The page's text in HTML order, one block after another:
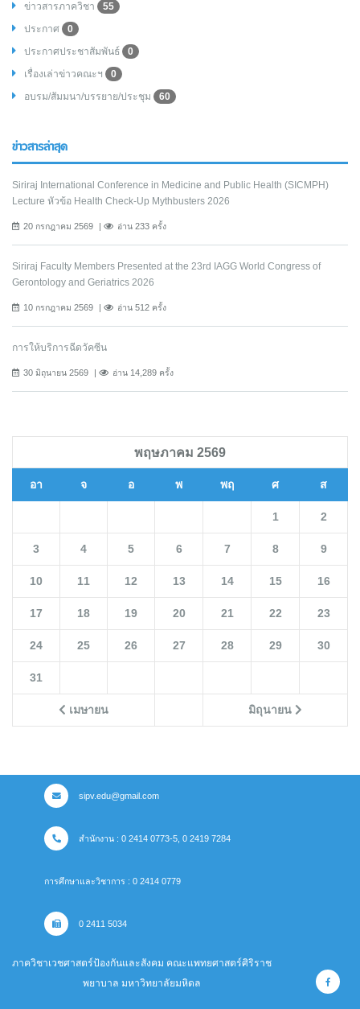
ข่าวสารภาควิชา
55
ประกาศ
0
ประกาศประชาสัมพันธ์
0
เรื่องเล่าข่าวคณะฯ
0
อบรม/สัมมนา/บรรยาย/ประชุม
60
ข่าวสารล่าสุด
Siriraj International Conference in Medicine and Public Health (SICMPH)
Lecture หัวข้อ Health Check-Up Mythbusters 2026
20 กรกฎาคม 2569 อ่าน 233 ครั้ง
Siriraj Faculty Members Presented at the 23rd IAGG World Congress of
Gerontology and Geriatrics 2026
10 กรกฎาคม 2569 อ่าน 512 ครั้ง
การให้บริการฉีดวัคซีน
30 มิถุนายน 2569 อ่าน 14,289 ครั้ง
พฤษภาคม 2569
อา จ อ พ พฤ ศ ส
เมษายน มิถุนายน
1 2
3 4 5 6 7 8 9
10 11 12 13 14 15 16
17 18 19 20 21 22 23
24 25 26 27 28 29 30
31
sipv.edu@gmail.com
สำนักงาน : 0 2414 0773-5, 0 2419 7284
การศึกษาและวิชาการ : 0 2414 0779
0 2411 5034
ภาควิชาเวชศาสตร์ป้องกันและสังคม คณะแพทยศาสตร์ศิริราช
พยาบาล มหาวิทยาลัยมหิดล